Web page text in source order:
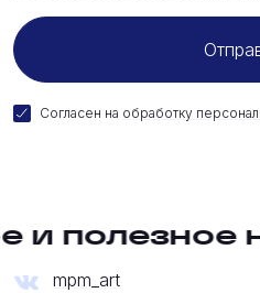
Согласен на обработку
полезное
mpm_art